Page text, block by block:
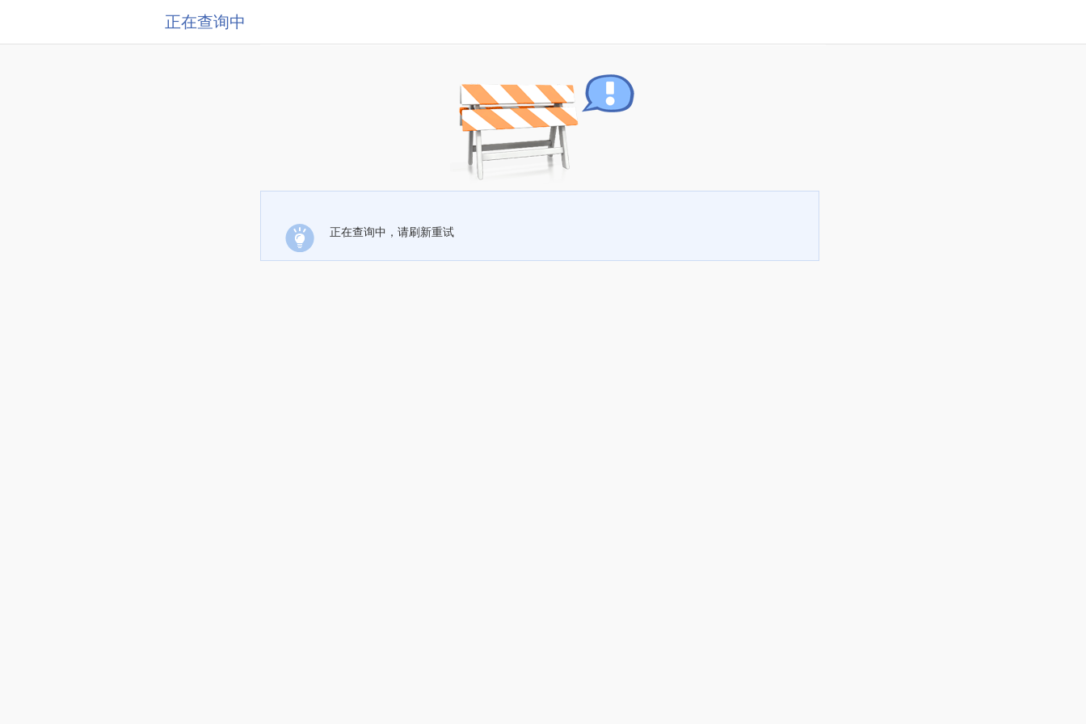
正在查询中
正在查询中，请刷新重试